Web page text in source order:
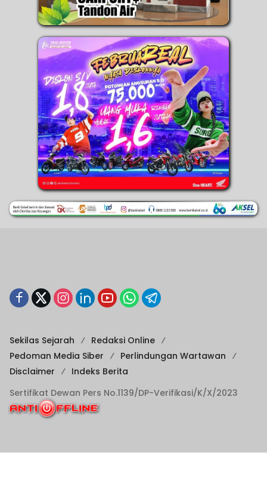
Sekilas Sejarah
Redaksi Online
Pedoman Media Siber
Perlindungan Wartawan
Disclaimer
Indeks Berita
Sertifikat Dewan Pers No.1139/DP-Verifikasi/K/X/2023